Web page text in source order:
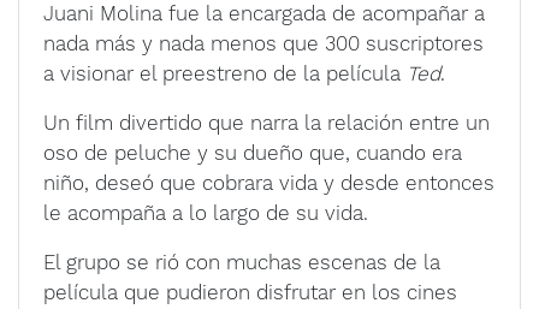
Juani Molina fue la encargada de acompañar a
nada más y nada menos que 300 suscriptores
a visionar el preestreno de la película Ted.
Un film divertido que narra la relación entre un
oso de peluche y su dueño que, cuando era
niño, deseó que cobrara vida y desde entonces
le acompaña a lo largo de su vida.
El grupo se rió con muchas escenas de la
película que pudieron disfrutar en los cines